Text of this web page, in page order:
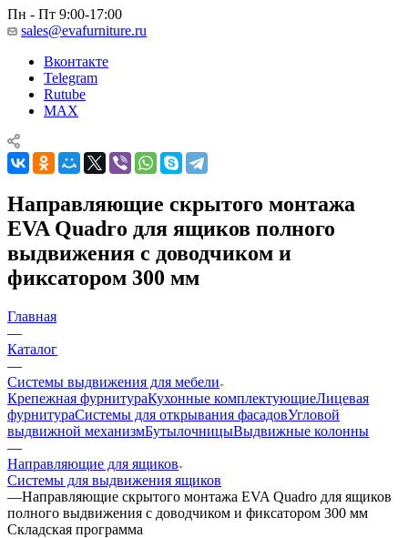
Пн - Пт 9:00-17:00
sales@evafurniture.ru
Вконтакте
Telegram
Rutube
MAX
Направляющие скрытого монтажа
EVA Quadro для ящиков полного
выдвижения с доводчиком и
фиксатором 300 мм
Главная
—
Каталог
—
Системы выдвижения для мебели
Крепежная фурнитураКухонные комплектующиеЛицевая
фурнитураСистемы для открывания фасадовУгловой
выдвижной механизмБутылочницыВыдвижные колонны
—
Направляющие для ящиков
Системы для выдвижения ящиков
—Направляющие скрытого монтажа EVA Quadro для ящиков
полного выдвижения с доводчиком и фиксатором 300 мм
Складская программа